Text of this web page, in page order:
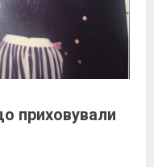
приховували